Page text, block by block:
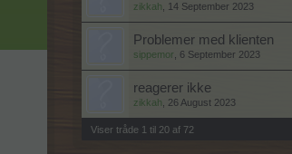
zikkah 14 September 2023
Problemer med klienten
sippemor 6 September 2023
reagerer ikke
zikkah 26 August 2023
Viser tråde 1 til 20 af 72